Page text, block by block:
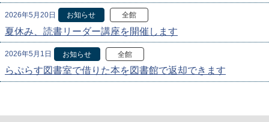
2026年5月20日 お知らせ 全館
夏休み、読書リーダー講座を開催します
2026年5月1日 お知らせ 全館
らぷらす図書室で借りた本を図書館で返却できます